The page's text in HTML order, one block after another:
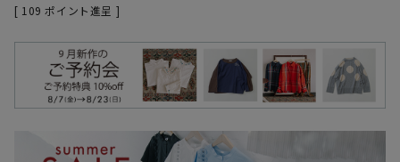
[ 109 ポイント進呈 ]